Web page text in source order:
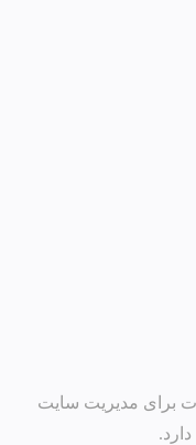
برای مدیریت سایت